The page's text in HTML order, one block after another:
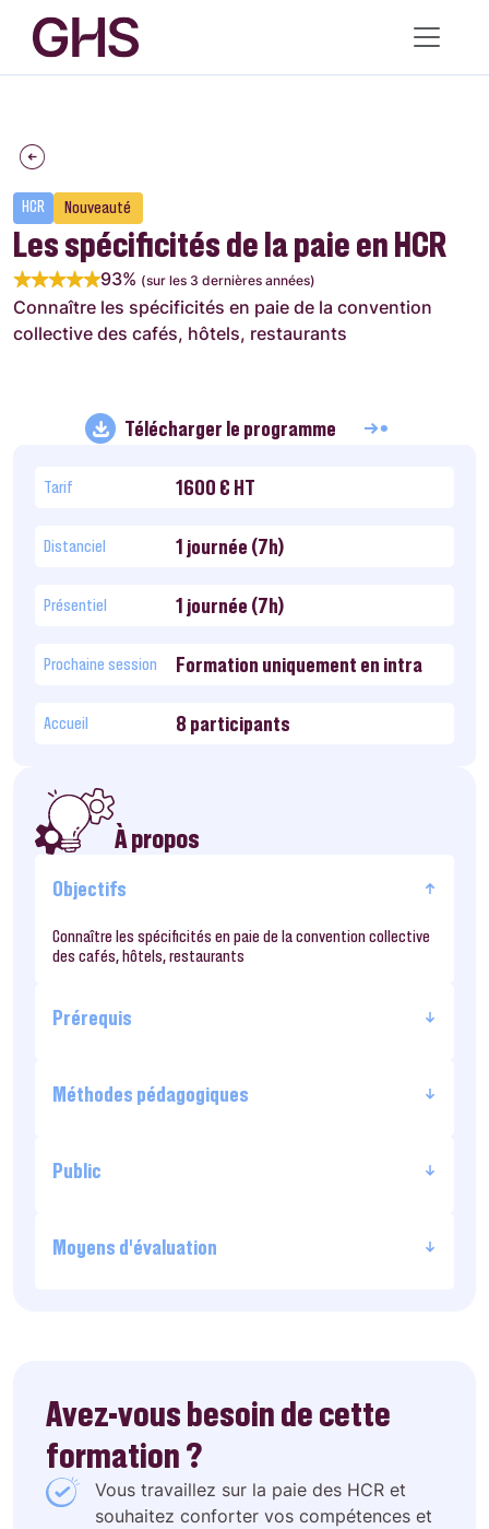
HCR Nouveauté
Les spécificités de la paie en HCR
93% (sur les 3 dernières années)
Connaître les spécificités en paie de la convention
collective des cafés, hôtels, restaurants
Télécharger le programme
Tarif 1600 € HT
Distanciel 1 journée (7h)
Présentiel 1 journée (7h)
Prochaine session Formation uniquement en intra
Accueil 8 participants
À propos
Objectifs
Connaître les spécificités en paie de la convention collective
des cafés, hôtels, restaurants
Prérequis
Méthodes pédagogiques
Public
Moyens d’évaluation
Avez-vous besoin de cette
formation ?
Vous travaillez sur la paie des HCR et
souhaitez conforter vos compétences et